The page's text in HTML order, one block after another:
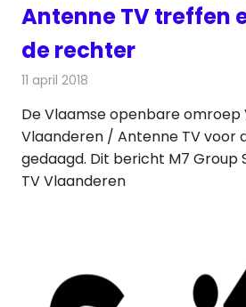
Antenne TV treffen
de rechter
11 april 2018
De Vlaamse openbare omroep
Vlaanderen / Antenne TV voor
gedaagd. Dit bericht M7 Group
TV Vlaanderen